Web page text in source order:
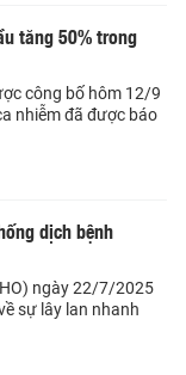
tăng 50% trong
công bố hôm 12/9
nhiễm đã được báo
dịch bệnh
ngày 22/7/2025
sự lây lan nhanh